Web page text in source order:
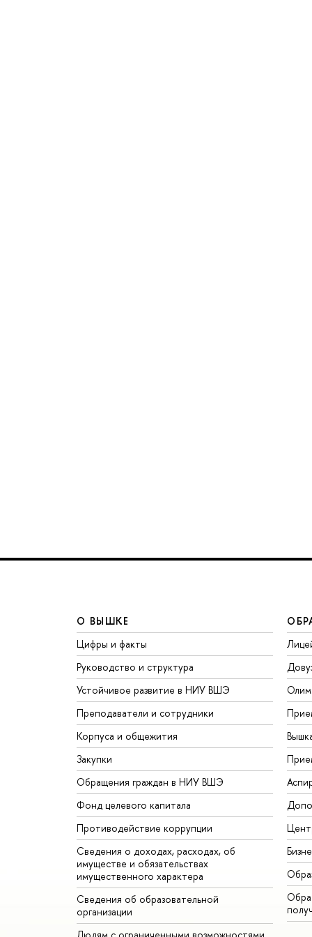
О ВЫШКЕ
Цифры и факты
Руководство и структура
Устойчивое развитие в НИУ ВШЭ
Преподаватели и сотрудники
Корпуса и общежития
Закупки
Обращения граждан в НИУ ВШЭ
Фонд целевого капитала
Противодействие коррупции
Сведения о доходах, расходах, об
имуществе и обязательствах
имущественного характера
Сведения об образовательной
организации